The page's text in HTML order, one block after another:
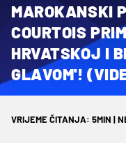
MAROKANSKI
COURTOIS
HRVATSKOJ I
GLAVOM'!
VRIJEME ČITANJA: 5MIN |